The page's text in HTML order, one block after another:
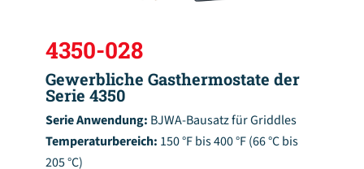
4350-028
Gewerbliche Gasthermostate der
Serie 4350
Serie Anwendung: BJWA-Bausatz für Griddles
Temperaturbereich: 150 °F bis 400 °F (66 °C bis
205 °C)